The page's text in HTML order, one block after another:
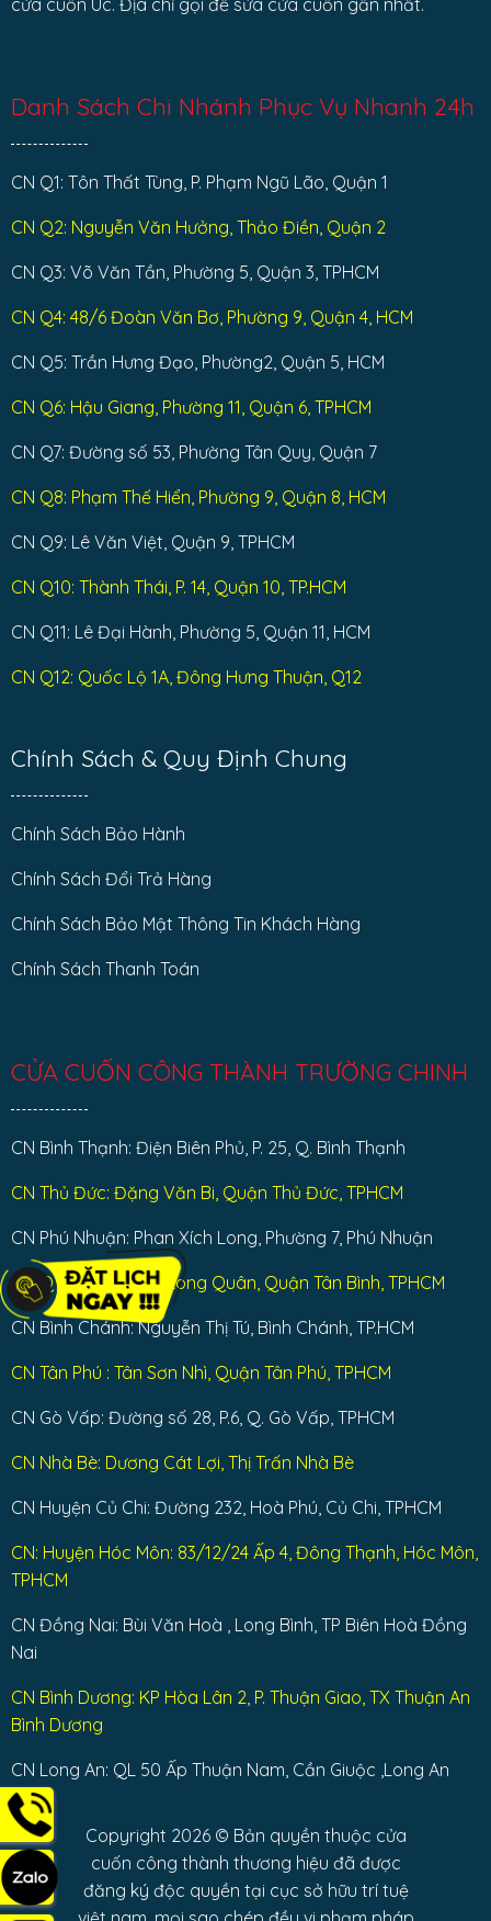
Danh Sách Chi Nhánh Phục Vụ Nhanh 24h
CN Q1: Tôn Thất Tùng, P. Phạm Ngũ Lão, Quận 1
CN Q2: Nguyễn Văn Hưởng, Thảo Điền, Quận 2
CN Q3: Võ Văn Tần, Phường 5, Quận 3, TPHCM
CN Q4: 48/6 Đoàn Văn Bơ, Phường 9, Quận 4, HCM
CN Q5: Trần Hưng Đạo, Phường2, Quận 5, HCM
CN Q6: Hậu Giang, Phường 11, Quận 6, TPHCM
CN Q7: Đường số 53, Phường Tân Quy, Quận 7
CN Q8: Phạm Thế Hiển, Phường 9, Quận 8, HCM
CN Q9: Lê Văn Việt, Quận 9, TPHCM
CN Q10: Thành Thái, P. 14, Quận 10, TP.HCM
CN Q11: Lê Đại Hành, Phường 5, Quận 11, HCM
CN Q12: Quốc Lộ 1A, Đông Hưng Thuận, Q12
Chính Sách & Quy Định Chung
Chính Sách Bảo Hành
Chính Sách Đổi Trả Hàng
Chính Sách Bảo Mật Thông Tin Khách Hàng
Chính Sách Thanh Toán
CỬA CUỐN CÔNG THÀNH TRƯỜNG CHINH
CN Bình Thạnh: Điện Biên Phủ, P. 25, Q. Bình Thạnh
CN Thủ Đức: Đặng Văn Bi, Quận Thủ Đức, TPHCM
CN Phú Nhuận: Phan Xích Long, Phường 7, Phú Nhuận
CN Q Tân Bình: Lạc Long Quân, Quận Tân Bình, TPHCM
CN Bình Chánh: Nguyễn Thị Tú, Bình Chánh, TP.HCM
CN Tân Phú : Tân Sơn Nhì, Quận Tân Phú, TPHCM
CN Gò Vấp: Đường số 28, P.6, Q. Gò Vấp, TPHCM
CN Nhà Bè: Dương Cát Lợi, Thị Trấn Nhà Bè
CN Huyện Củ Chi: Đường 232, Hoà Phú, Củ Chi, TPHCM
CN: Huyện Hóc Môn: 83/12/24 Ấp 4, Đông Thạnh, Hóc Môn,
TPHCM
CN Đồng Nai: Bùi Văn Hoà , Long Bình, TP Biên Hoà Đồng
Nai
CN Bình Dương: KP Hòa Lân 2, P. Thuận Giao, TX Thuận An
Bình Dương
CN Long An: QL 50 Ấp Thuận Nam, Cần Giuộc ,Long An
Copyright 2026 © Bản quyền thuộc cửa
cuốn công thành thương hiệu đã được
đăng ký độc quyền tại cục sở hữu trí tuệ